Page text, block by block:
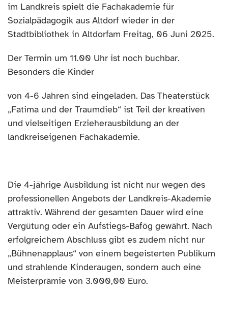
im Landkreis spielt die Fachakademie für
Sozialpädagogik aus Altdorf wieder in der
Stadtbibliothek in Altdorfam Freitag, 06 Juni 2025.
Der Termin um 11.00 Uhr ist noch buchbar.
Besonders die Kinder
von 4-6 Jahren sind eingeladen. Das Theaterstück
„Fatima und der Traumdieb“ ist Teil der kreativen
und vielseitigen Erzieherausbildung an der
landkreiseigenen Fachakademie.
Die 4-jährige Ausbildung ist nicht nur wegen des
professionellen Angebots der Landkreis-Akademie
attraktiv. Während der gesamten Dauer wird eine
Vergütung oder ein Aufstiegs-Bafög gewährt. Nach
erfolgreichem Abschluss gibt es zudem nicht nur
„Bühnenapplaus“ von einem begeisterten Publikum
und strahlende Kinderaugen, sondern auch eine
Meisterprämie von 3.000,00 Euro.